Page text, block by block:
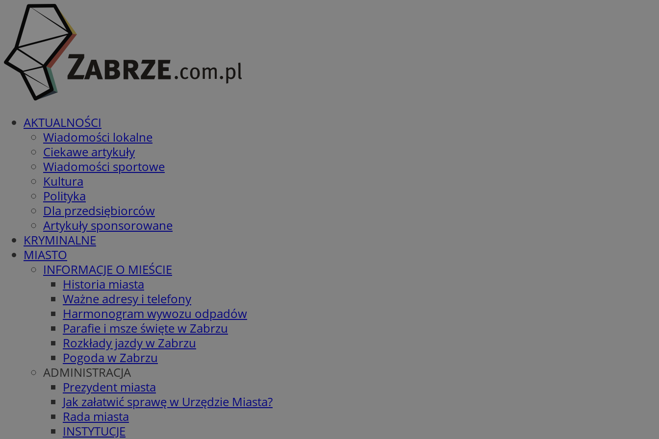
AKTUALNOŚCI
Wiadomości lokalne
Ciekawe artykuły
Wiadomości sportowe
Kultura
Polityka
Dla przedsiębiorców
Artykuły sponsorowane
KRYMINALNE
MIASTO
INFORMACJE O MIEŚCIE
Historia miasta
Ważne adresy i telefony
Harmonogram wywozu odpadów
Parafie i msze święte w Zabrzu
Rozkłady jazdy w Zabrzu
Pogoda w Zabrzu
ADMINISTRACJA
Prezydent miasta
Jak załatwić sprawę w Urzędzie Miasta?
Rada miasta
INSTYTUCJE